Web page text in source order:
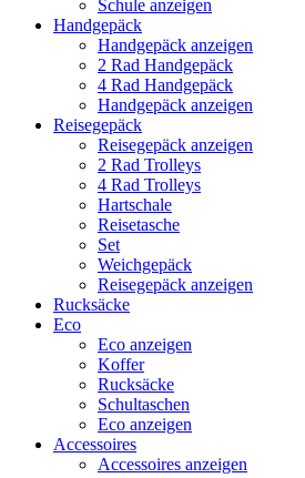
Schule anzeigen
Handgepäck
Handgepäck anzeigen
2 Rad Handgepäck
4 Rad Handgepäck
Handgepäck anzeigen
Reisegepäck
Reisegepäck anzeigen
2 Rad Trolleys
4 Rad Trolleys
Hartschale
Reisetasche
Set
Weichgepäck
Reisegepäck anzeigen
Rucksäcke
Eco
Eco anzeigen
Koffer
Rucksäcke
Schultaschen
Eco anzeigen
Accessoires
Accessoires anzeigen